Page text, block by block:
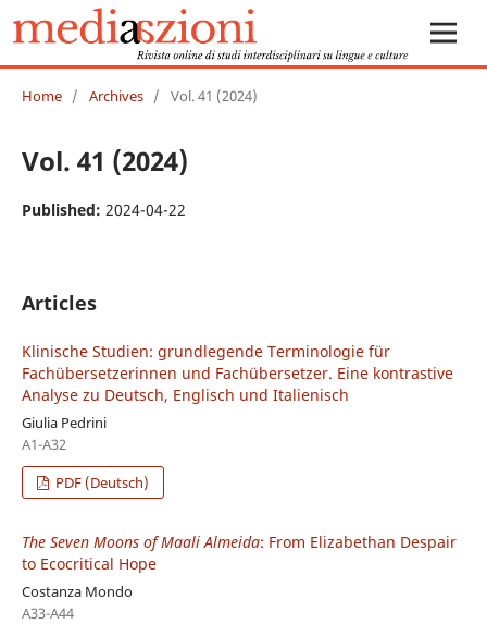
Home / Archives / Vol. 41 (2024)
Vol. 41 (2024)
Published: 2024-04-22
Articles
Klinische Studien: grundlegende Terminologie für
Fachübersetzerinnen und Fachübersetzer. Eine kontrastive
Analyse zu Deutsch, Englisch und Italienisch
Giulia Pedrini
A1-A32
PDF (Deutsch)
The Seven Moons of Maali Almeida: From Elizabethan Despair
to Ecocritical Hope
Costanza Mondo
A33-A44